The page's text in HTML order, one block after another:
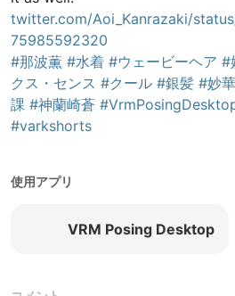
twitter.com/Aoi_Kanrazaki/
75985592320
#那波薫 #水着 #ウェービーヘア #
クス・センス #クール #銀髪 #妙
課 #神蘭崎蒼
#varkshorts
使用アプリ
VRM Posing Desktop